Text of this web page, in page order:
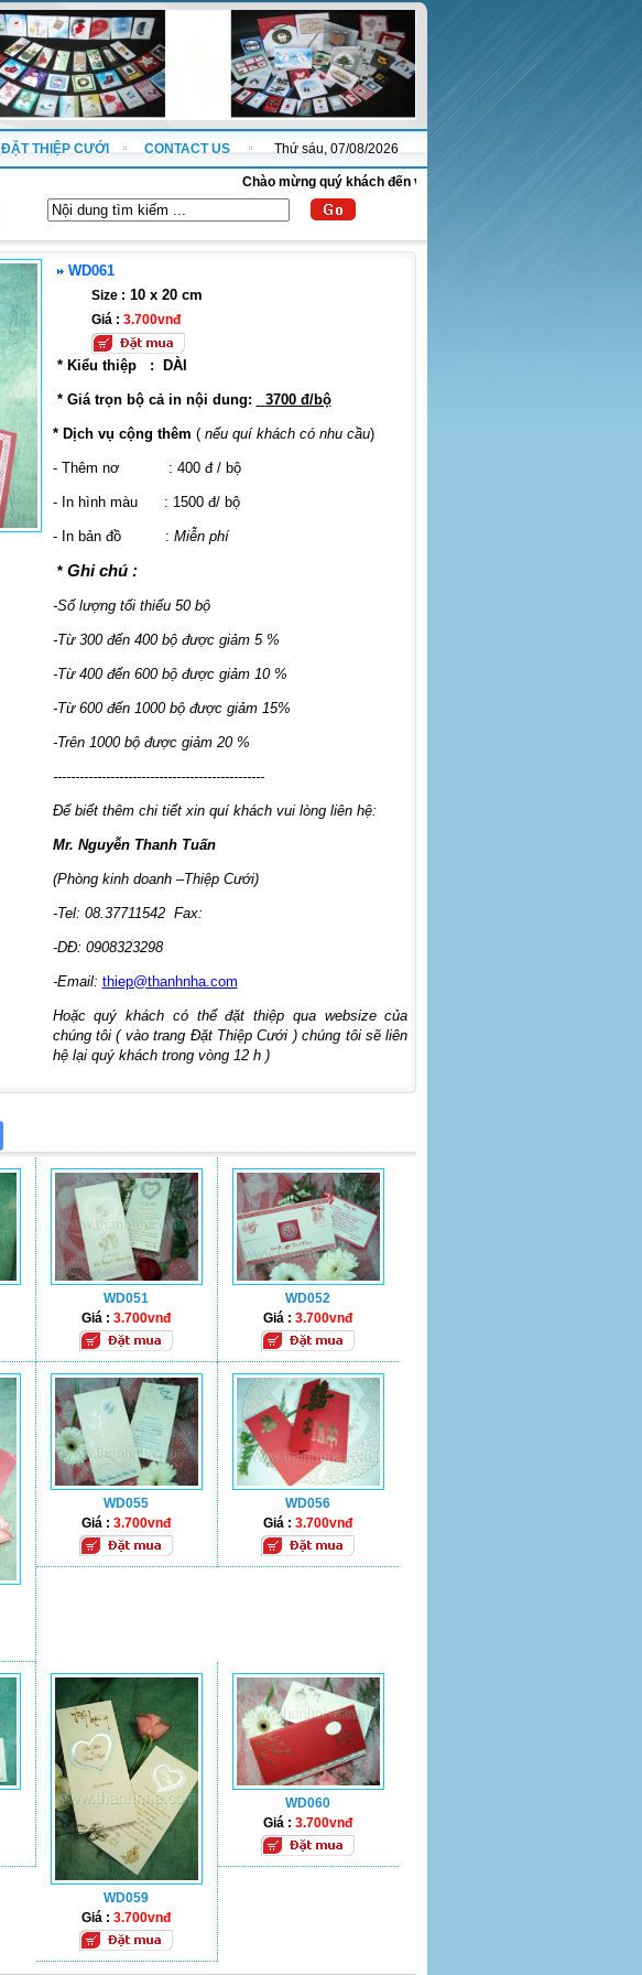
ĐẶT THIỆP CƯỚI CONTACT US Thứ sáu, 07/08/2026
Chào mừng quý khách đến với website thanhnha.com !
WD061
Size : 10 x 20 cm
Giá : 3.700vnđ
* Kiểu thiệp : DÀI
* Giá trọn bộ cả in nội dung: 3700 đ/bộ
* Dịch vụ cộng thêm ( nếu quí khách có nhu cầu)
- Thêm nơ : 400 đ / bộ
- In hình màu : 1500 đ/ bộ
- In bản đồ : Miễn phí
* Ghi chú :
-Số lượng tối thiểu 50 bộ
-Từ 300 đến 400 bộ được giảm 5 %
-Từ 400 đến 600 bộ được giảm 10 %
-Từ 600 đến 1000 bộ được giảm 15%
-Trên 1000 bộ được giảm 20 %
------------------------------------------------
Để biết thêm chi tiết xin quí khách vui lòng liên hệ:
Mr. Nguyễn Thanh Tuấn
(Phòng kinh doanh –Thiệp Cưới)
-Tel: 08.37711542 Fax:
-DĐ: 0908323298
-Email: thiep@thanhnha.com
Hoặc quý khách có thể đặt thiệp qua websize của
chúng tôi ( vào trang Đặt Thiệp Cưới ) chúng tôi sẽ liên
hệ lại quý khách trong vòng 12 h )
WD051
Giá : 3.700vnđ
WD052
Giá : 3.700vnđ
WD055
Giá : 3.700vnđ
WD056
Giá : 3.700vnđ
WD059
Giá : 3.700vnđ
WD060
Giá : 3.700vnđ